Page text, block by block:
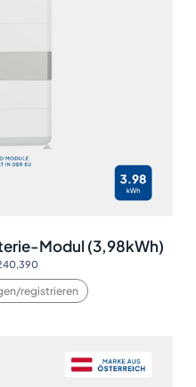
Modul (3,98kWh)
registrieren